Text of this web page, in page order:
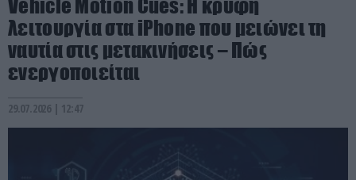
Vehicle Motion Cues: Η κρυφή
λειτουργία στα iPhone που μειώνει τη
ναυτία στις μετακινήσεις – Πώς
ενεργοποιείται
29.07.2026 | 12:47